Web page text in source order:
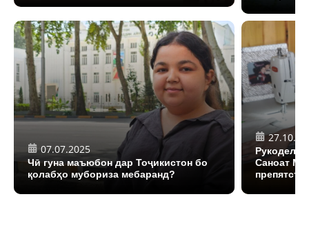
07.07.2025
Чӣ гуна маъюбон дар Тоҷикистон бо
қолабҳо мубориза мебаранд?
Саноат